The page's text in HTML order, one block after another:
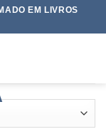
EM LIVROS